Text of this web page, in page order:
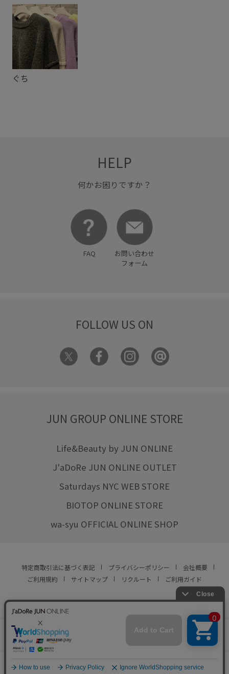
0
ぐち
HELP
何かお困りですか？
FAQ
お問い合わせ
フォーム
FOLLOW US ON
JUN GROUP ONLINE STORE
Life&Beauty by JUN ONLINE
J'aDoRe JUN ONLINE OUTLET
Saturdays NYC WEB STORE
BIOTOP ONLINE STORE
wa-syu OFFICIAL ONLINE SHOP
特定商取引法に基づく表記 プライバシーポリシー
会社概要
ご利用規約
サイトマップ リクルート ご利用ガイド
© JUN CO.,LTD. ALL RIGHTS RESERVED.
店舗在庫
をみる
この商品は現在販売しておりません